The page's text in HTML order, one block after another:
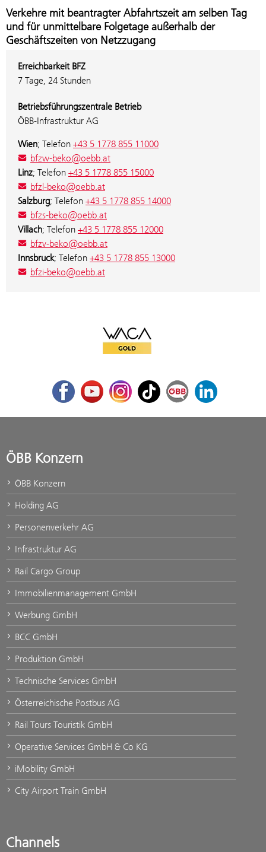
Verkehre mit beantragter Abfahrtszeit am selben Tag
und für unmittelbare Folgetage außerhalb der
Geschäftszeiten von Netzzugang
Erreichbarkeit BFZ
7 Tage, 24 Stunden
Betriebsführungszentrale Betrieb
ÖBB-Infrastruktur AG
Wien; Telefon +43 5 1778 855 11000
bfzw-beko@oebb.at
Linz; Telefon +43 5 1778 855 15000
bfzl-beko@oebb.at
Salzburg; Telefon +43 5 1778 855 14000
bfzs-beko@oebb.at
Villach; Telefon +43 5 1778 855 12000
bfzv-beko@oebb.at
Innsbruck; Telefon +43 5 1778 855 13000
bfzi-beko@oebb.at
WACA Gold
FacebookYoutubeInstagram
TikTok ÖBB Corporate Blog
LinkedIn
ÖBB Konzern
ÖBB Konzern
Holding AG
Personenverkehr AG
Infrastruktur AG
Rail Cargo Group
Immobilienmanagement GmbH
Werbung GmbH
BCC GmbH
Produktion GmbH
Technische Services GmbH
Österreichische Postbus AG
Rail Tours Touristik GmbH
Operative Services GmbH & Co KG
iMobility GmbH
City Airport Train GmbH
Channels